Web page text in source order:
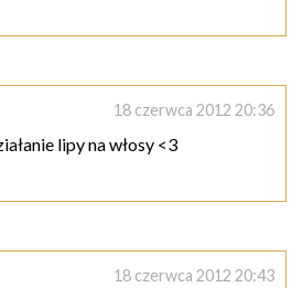
18 czerwca 2012 20:36
lipy na włosy <3
18 czerwca 2012 20:43